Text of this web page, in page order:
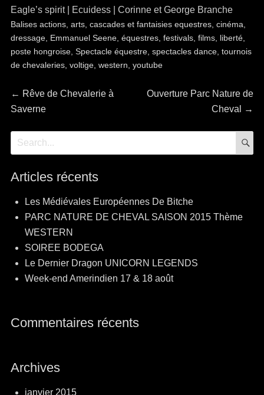
Eagle’s spirit | Ecuidess | Corinne et George Branche
Balises actions, arts, cascades et fantaisies equestres, cinéma
dressage, Emmanuel Seene, équestres, festivals, films, liberté,
poste hongroise, Spectacle équestre, spectacles dance, tournois
de chevaleries, voltige, western youtube
Navigation
de
l’article
← Article
précédent :
Rêve de Chevalerie à
Saverne
Article
Ouverture Parc Nature de
Cheval
→
Recherche
pour:
Articles récents
Les Médiévales Européennes De Bitche
PARC NATURE DE CHEVAL SAISON 2015 Thème
WESTERN
SOIREE BODEGA
Le Dernier Dragon UNICORN LEGENDS
Week-end Amerindien 17 & 18 août
Commentaires récents
Archives
janvier 2015